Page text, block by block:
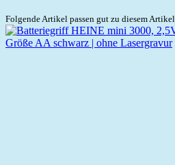
Folgende Artikel passen gut zu diesem Artikel.